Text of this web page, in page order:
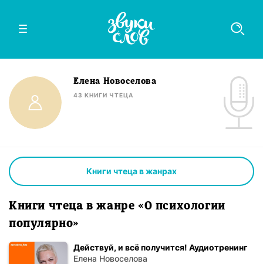
Елена Новоселова
43 КНИГИ ЧТЕЦА
Книги чтеца в жанрах
Книги чтеца в жанре «О психологии
популярно»
Действуй, и всё получится! Аудиотренинг
Елена Новоселова